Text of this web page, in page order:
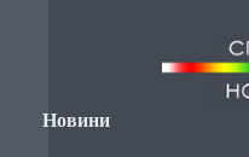
Новини